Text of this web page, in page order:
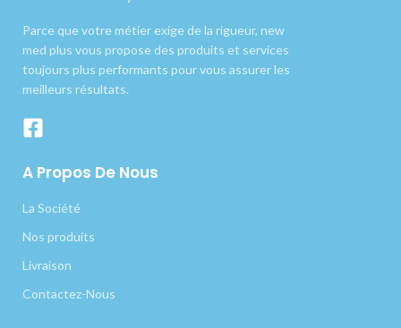
Parce que votre métier exige de la rigueur, new
med plus vous propose des produits et services
toujours plus performants pour vous assurer les
meilleurs résultats.
A Propos De Nous
La Société
Nos produits
Livraison
Contactez-Nous